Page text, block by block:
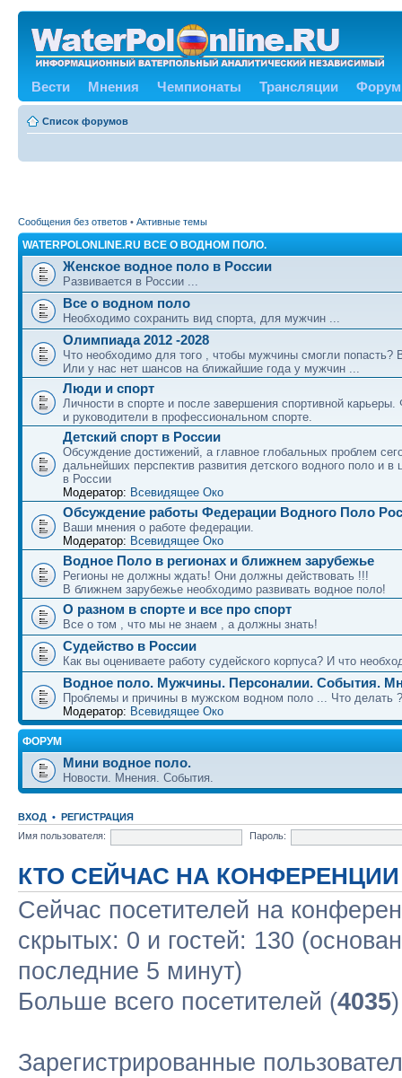
Вести Мнения Чемпионаты Трансляции Форум
Список форумов
Сообщения без ответов • Активные темы
WATERPOLONLINE.RU ВСЕ О ВОДНОМ ПОЛО.
Женское водное поло в России
Развивается в России ...
Все о водном поло
Необходимо сохранить вид спорта, для мужчин ...
Олимпиада 2012 -2028
Что необходимо для того , чтобы мужчины смогли попасть?
Или у нас нет шансов на ближайшие года у мужчин ...
Люди и спорт
Личности в спорте и после завершения спортивной карьеры.
и руководители в профессиональном спорте.
Детский спорт в России
Обсуждение достижений, а главное глобальных проблем
дальнейших перспектив развития детского водного поло и в
в России
Модератор: Всевидящее Око
Обсуждение работы Федерации Водного Поло
Ваши мнения о работе федерации.
Модератор: Всевидящее Око
Водное Поло в регионах и ближнем зарубежье
Регионы не должны ждать! Они должны действовать !!!
В ближнем зарубежье необходимо развивать водное поло!
О разном в спорте и все про спорт
Все о том , что мы не знаем , а должны знать!
Судейство в России
Как вы оцениваете работу судейского корпуса? И что
Водное поло. Мужчины. Персоналии. События.
Проблемы и причины в мужском водном поло ... Что делать ?
Модератор: Всевидящее Око
ФОРУМ
Мини водное поло.
Новости. Мнения. События.
ВХОД • РЕГИСТРАЦИЯ
Имя пользователя:
Пароль:
КТО СЕЙЧАС НА КОНФЕРЕНЦИИ
Сейчас посетителей на
скрытых: 0 и гостей: 130
последние 5 минут)
Больше всего посетителей (4035
Зарегистрированные